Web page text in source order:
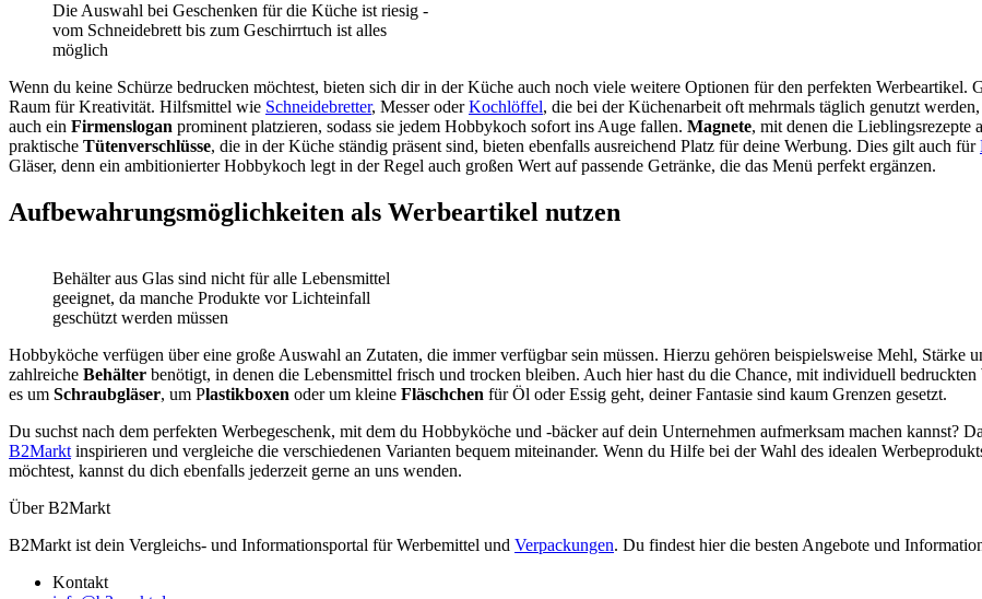
Die Auswahl bei Geschenken für die Küche ist riesig -
vom Schneidebrett bis zum Geschirrtuch ist alles
möglich
Wenn du keine Schürze bedrucken möchtest, bieten sich dir in der Küche auch noch viele weitere Optionen für den perfekten Werbeartikel.
Raum für Kreativität. Hilfsmittel wie Schneidebretter, Messer oderKochlöffel, die bei der Küchenarbeit oft mehrmals täglich genutzt
auch ein Firmenslogan prominent platzieren, sodass sie jedem Hobbykoch sofort ins Auge fallen. Magnete, mit denen die Lieblingsrezepte
praktische Tütenverschlüsse, die in der Küche ständig präsent sind, bieten ebenfalls ausreichend Platz für deine Werbung. Dies gilt auch für
Gläser, denn ein ambitionierter Hobbykoch legt in der Regel auch großen Wert auf passende Getränke, die das Menü perfekt ergänzen.
Aufbewahrungsmöglichkeiten als Werbeartikel nutzen
Behälter aus Glas sind nicht für alle Lebensmittel
geeignet, da manche Produkte vor Lichteinfall
geschützt werden müssen
Hobbyköche verfügen über eine große Auswahl an Zutaten, die immer verfügbar sein müssen. Hierzu gehören beispielsweise Mehl,
zahlreiche Behälter benötigt, in denen die Lebensmittel frisch und trocken bleiben. Auch hier hast du die Chance, mit individuell
es um Schraubgläser, um Plastikboxen oder um kleine Fläschchen für Öl oder Essig geht, deiner Fantasie sind kaum Grenzen gesetzt.
Du suchst nach dem perfekten Werbegeschenk, mit dem du Hobbyköche und -bäcker auf dein Unternehmen aufmerksam machen kannst?
B2Markt inspirieren und vergleiche die verschiedenen Varianten bequem miteinander. Wenn du Hilfe bei der Wahl des idealen
möchtest, kannst du dich ebenfalls jederzeit gerne an uns wenden.
Über B2Markt
B2Markt ist dein Vergleichs- und Informationsportal für Werbemittel und Verpackungen. Du findest hier die besten Angebote und
Kontakt